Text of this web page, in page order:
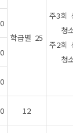
학급별 25
주3회
청소
주2회
청소
12